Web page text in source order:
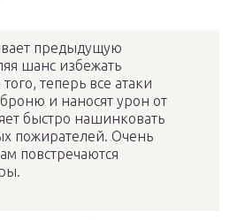
предыдущую
шанс избежать
теперь все атаки
и наносят урон от
быстро нашинковать
пожирателей. Очень
повстречаются